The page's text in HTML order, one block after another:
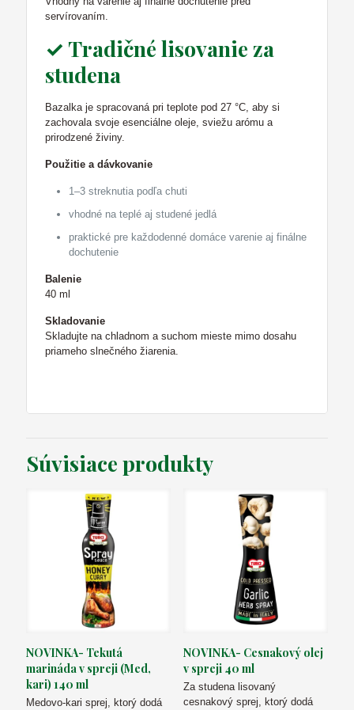
servírovaním.
✓ Tradičné lisovanie za
studena
Bazalka je spracovaná pri teplote pod 27 °C, aby si
zachovala svoje esenciálne oleje, sviežu arómu a
prirodzené živiny.
Použitie a dávkovanie
1–3 streknutia podľa chuti
vhodné na teplé aj studené jedlá
praktické pre každodenné domáce varenie aj finálne
dochutenie
Balenie
40 ml
Skladovanie
Skladujte na chladnom a suchom mieste mimo dosahu
priameho slnečného žiarenia.
Súvisiace produkty
NOVINKA- Tekutá
marináda v spreji (Med,
kari) 140 ml
Medovo-kari sprej, ktorý dodá
NOVINKA- Cesnakový olej
v spreji 40 ml
Za studena lisovaný
cesnakový sprej, ktorý dodá